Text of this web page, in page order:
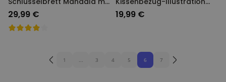
Foto und Text
29,99 €
Freundinnen im Winter
19,99 €
1 ... 3 4 5 6 7